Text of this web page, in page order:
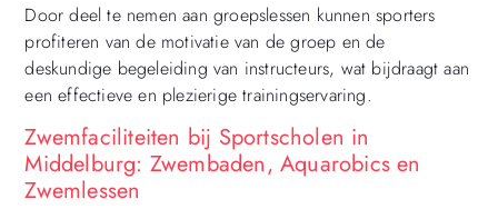
Door deel te nemen aan groepslessen kunnen sporters
profiteren van de motivatie van de groep en de
deskundige begeleiding van instructeurs, wat bijdraagt aan
een effectieve en plezierige trainingservaring.
Zwemfaciliteiten bij Sportscholen in
Middelburg: Zwembaden, Aquarobics en
Zwemlessen